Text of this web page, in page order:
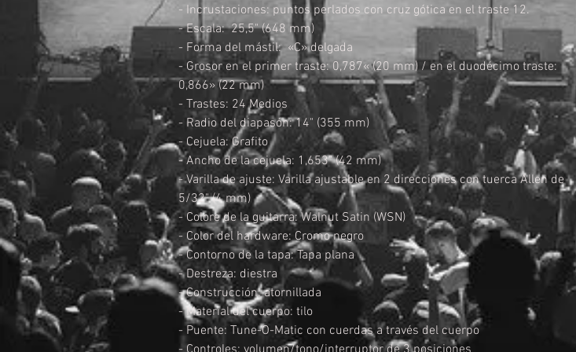
- Incrustaciones: puntos perlados con cruz gótica en el traste 12.
- Escala: 25,5" (648 mm)
- Forma del mástil: «C» delgada
- Grosor en el primer traste: 0,787« (20 mm) / en el duodécimo traste:
0,866» (22 mm)
- Trastes: 24 Medios
- Radio del diapasón: 14" (355 mm)
- Cejuela: Grafito
- Ancho de la cejuela: 1,653" (42 mm)
- Varilla de ajuste: Varilla ajustable en 2 direcciones con tuerca Allen de
5/32" (4 mm)
- Colore de la guitarra: Walnut Satin (WSN)
- Color del hardware: Cromo negro
- Contorno de la tapa: Tapa plana
- Destreza: diestra
- Construcción: atornillada
- Material del cuerpo: tilo
- Puente: Tune-O-Matic con cuerdas a través del cuerpo